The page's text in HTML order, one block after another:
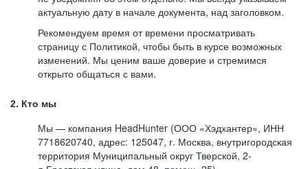
актуальную дату в начале документа, над заголовком.
Рекомендуем время от времени просматривать
страницу с Политикой, чтобы быть в курсе возможных
изменений. Мы ценим ваше доверие и стремимся
открыто общаться с вами.
2. Кто мы
Мы — компания HeadHunter (ООО «Хэдхантер», ИНН
7718620740, адрес: 125047, г. Москва, внутригородская
территория Муниципальный округ Тверской, 2-